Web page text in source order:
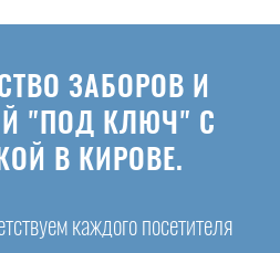
ЗАБОРОВ И
"ПОД КЛЮЧ" С
В КИРОВЕ.
каждого посетителя